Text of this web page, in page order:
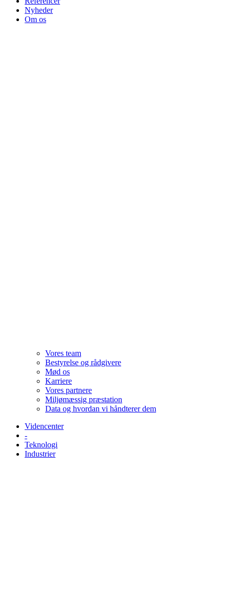
Nyheder
Om os
Vores team
Bestyrelse og rådgivere
Mød os
Karriere
Vores partnere
Miljømæssig præstation
Data og hvordan vi håndterer dem
Videncenter
-
Teknologi
Industrier